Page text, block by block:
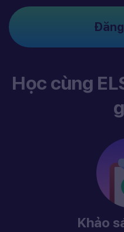
Học cùng
Khảo